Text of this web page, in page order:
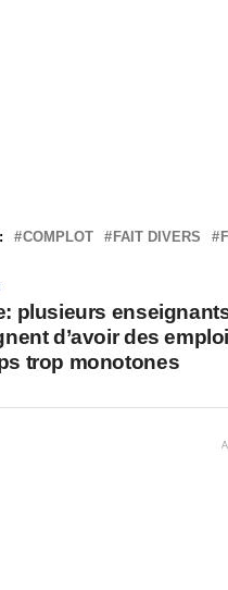
COMPLOT FAIT DIVERS
plusieurs
d’avoir des
trop monotones